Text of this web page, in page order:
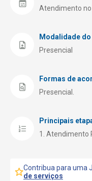
Atendimento no
Modalidade
Presencial
Formas de
Presencial.
Principais
Atendimento
Contribua para uma
de serviços